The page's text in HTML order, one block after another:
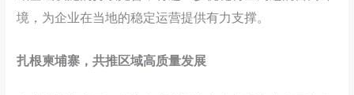
境，为企业在当地的稳定运营提供有力支撑。
扎根柬埔寨，共推区域高质量发展